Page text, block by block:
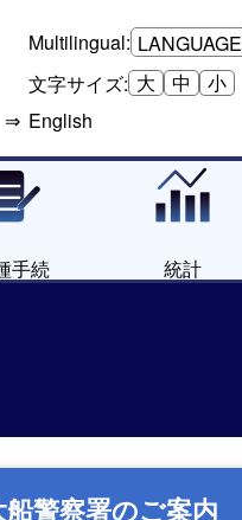
Multilingual: LANGUAGE
文字サイズ: 大 中
小
English
手続 統計
船警察署のご案内